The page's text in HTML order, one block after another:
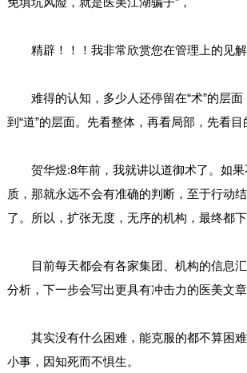
精辟！！！我非常欣赏您在管理上的见解
难得的认知，多少人还停留在“术”的层面
到“道”的层面。先看整体，再看局部，先看目
贺华煜:8年前，我就讲以道御术了。如果
质，那就永远不会有准确的判断，至于行动
了。所以，扩张无度，无序的机构，最终都下
目前每天都会有各家集团、机构的信息汇
分析，下一步会写出更具有冲击力的医美文章
其实没有什么困难，能克服的都不算困难
小事，因知死而不惧生。